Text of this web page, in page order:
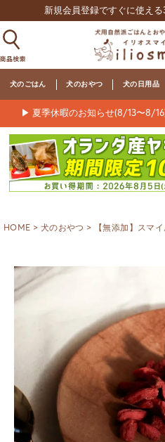
新規会員登録ですぐに使え
犬のごはん 犬のおやつ 犬の日用品
▶ 夏季休暇のお知らせ(8/13〜8/
HOME 犬のおやつ 【無添加】スマ